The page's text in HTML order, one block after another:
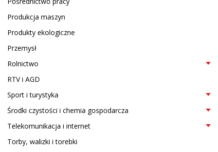
Produkcja maszyn
Produkty ekologiczne
Przemysł
Rolnictwo
RTV i AGD
Sport i turystyka
Środki czystości i chemia gospodarcza
Telekomunikacja i internet
Torby, walizki i torebki